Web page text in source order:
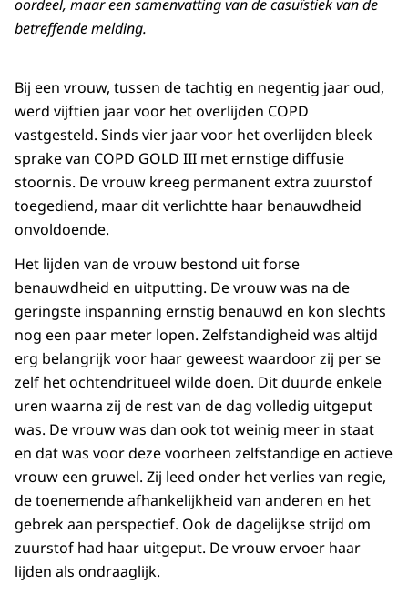
oordeel, maar een samenvatting van de casuïstiek van de
betreffende melding.
Bij een vrouw, tussen de tachtig en negentig jaar oud,
werd vijftien jaar voor het overlijden COPD
vastgesteld. Sinds vier jaar voor het overlijden bleek
sprake van COPD GOLD III met ernstige diffusie
stoornis. De vrouw kreeg permanent extra zuurstof
toegediend, maar dit verlichtte haar benauwdheid
onvoldoende.
Het lijden van de vrouw bestond uit forse
benauwdheid en uitputting. De vrouw was na de
geringste inspanning ernstig benauwd en kon slechts
nog een paar meter lopen. Zelfstandigheid was altijd
erg belangrijk voor haar geweest waardoor zij per se
zelf het ochtendritueel wilde doen. Dit duurde enkele
uren waarna zij de rest van de dag volledig uitgeput
was. De vrouw was dan ook tot weinig meer in staat
en dat was voor deze voorheen zelfstandige en actieve
vrouw een gruwel. Zij leed onder het verlies van regie,
de toenemende afhankelijkheid van anderen en het
gebrek aan perspectief. Ook de dagelijkse strijd om
zuurstof had haar uitgeput. De vrouw ervoer haar
lijden als ondraaglijk.